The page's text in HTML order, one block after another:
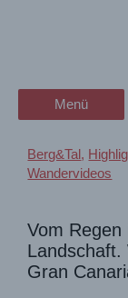
Menü
Menü
Feeling
Berg&Tal ,
Wandervideos
Vom
Landschaft.
Gran